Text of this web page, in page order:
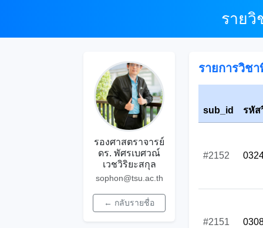
ราย
รองศาสตราจารย์
ดร. พัศรเบศวณ์
เวชวิริยะสกุล
sophon@tsu.ac.th
← กลับรายชื่อ
รายการวิช
sub_id รหัส
#2152
#2151